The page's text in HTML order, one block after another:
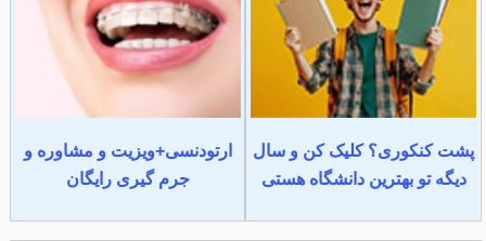
پشت کنکوری؟ کلیک کن و سال
دیگه تو بهترین دانشگاه هستی
ارتودنسی+ویزیت و مشاوره و
جرم گیری رایگان